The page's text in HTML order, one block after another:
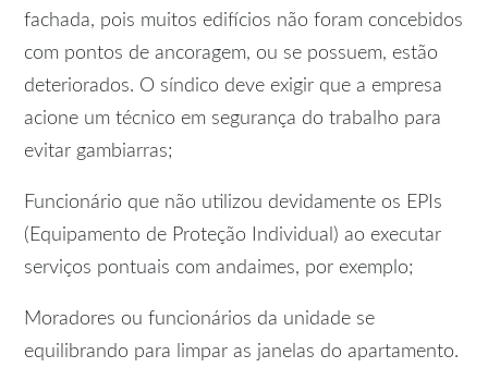
fachada, pois muitos edifícios não foram concebidos
com pontos de ancoragem, ou se possuem, estão
deteriorados. O síndico deve exigir que a empresa
acione um técnico em segurança do trabalho para
evitar gambiarras;
Funcionário que não utilizou devidamente os EPIs
(Equipamento de Proteção Individual) ao executar
serviços pontuais com andaimes, por exemplo;
Moradores ou funcionários da unidade se
equilibrando para limpar as janelas do apartamento.